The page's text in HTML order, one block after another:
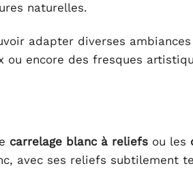
naturelles.
adapter diverses
encore des fresques
carrelage blanc à reliefs ou les
avec ses reliefs subtilement